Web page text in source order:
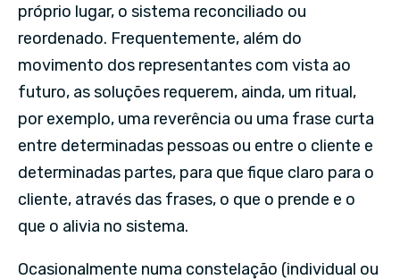
próprio lugar, o sistema reconciliado ou
reordenado. Frequentemente, além do
movimento dos representantes com vista ao
futuro, as soluções requerem, ainda, um ritual,
por exemplo, uma reverência ou uma frase curta
entre determinadas pessoas ou entre o cliente e
determinadas partes, para que fique claro para o
cliente, através das frases, o que o prende e o
que o alivia no sistema.
Ocasionalmente numa constelação (individual ou